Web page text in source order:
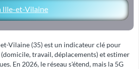
Ille-et-Vilaine
Vilaine (35) est un indicateur clé pour
travail, déplacements) et estimer
En 2026, le réseau s'étend, mais la 5G